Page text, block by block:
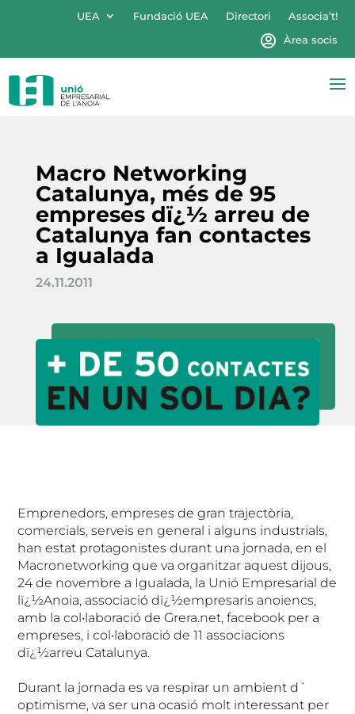
UEA Fundació UEA Directori
Associa’t!
Àrea socis
Macro Networking
Catalunya, més de 95
empreses dï¿½ arreu de
Catalunya fan contactes
a Igualada
24.11.2011
Emprenedors, empreses de gran trajectòria,
comercials, serveis en general i alguns industrials,
han estat protagonistes durant una jornada, en el
Macronetworking que va organitzar aquest dijous,
24 de novembre a Igualada, la Unió Empresarial de
lï¿½Anoia, associació dï¿½empresaris anoiencs,
amb la col•laboració de Grera.net, facebook per a
empreses, i col•laboració de 11 associacions
dï¿½arreu Catalunya.
Durant la jornada es va respirar un ambient d´
optimisme, va ser una ocasió molt interessant per